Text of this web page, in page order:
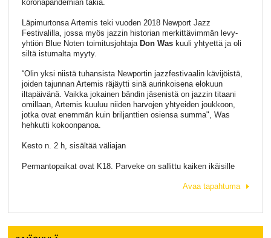
koronapandemian takia.
Läpimurtonsa Artemis teki vuoden 2018 Newport Jazz
Festivalilla, jossa myös jazzin historian merkittävimmän levy-
yhtiön Blue Noten toimitusjohtaja Don Waskuuli yhtyettä ja oli
siltä istumalta myyty.
“Olin yksi niistä tuhansista Newportin jazzfestivaalin kävijöistä,
joiden tajunnan Artemis räjäytti sinä aurinkoisena elokuun
iltapäivänä. Vaikka jokainen bändin jäsenistä on jazzin titaani
omillaan, Artemis kuuluu niiden harvojen yhtyeiden joukkoon,
jotka ovat enemmän kuin briljanttien osiensa summa", Was
hehkutti kokoonpanoa.
Kesto n. 2 h, sisältää väliajan
Permantopaikat ovat K18. Parveke on sallittu kaiken ikäisille
Avaa tapahtuma